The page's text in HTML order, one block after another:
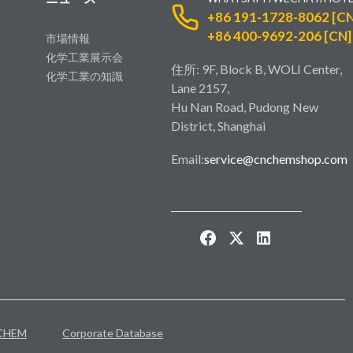
市場情報
化学工業展示会
化学工業の知識
+86 191-1728-8062
+86 400-9692-206 [CN]
住所: 9F, Block B, WOLI Center,
Lane 2157,
Hu Nan Road, Pudong New
District, Shanghai
Email:service@cnchemshop.com
Corporate Database